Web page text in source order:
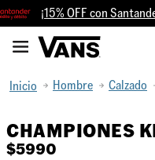
¡15% OFF con Santander!
Hombre Calzado
CHAMPIONES
$5990